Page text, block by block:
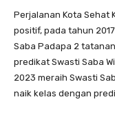
Perjalanan Kota Sehat
positif, pada tahun
Saba Padapa 2
predikat Swasti Saba
2023 meraih Swasti
naik kelas dengan